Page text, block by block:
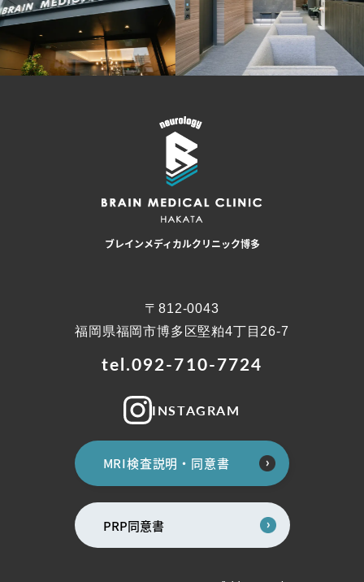
ブレインメディカルクリニック博多
〒812-0043
福岡県福岡市博多区堅粕4丁目26-7
tel.092-710-7724
INSTAGRAM
MRI検査説明・同意書
PRP同意書